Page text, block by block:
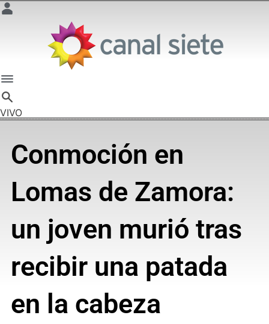
VIVO
Conmoción en
Lomas de Zamora:
un joven murió tras
recibir una patada
en la cabeza